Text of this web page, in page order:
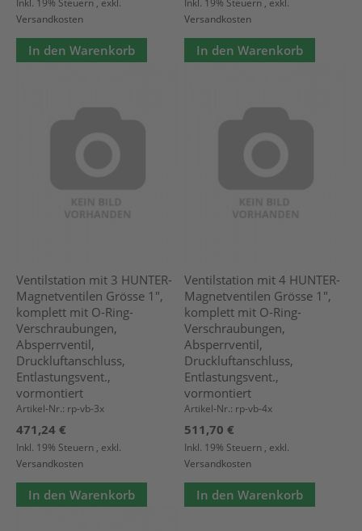
Inkl. 19% Steuern , exkl.
Versandkosten
In den Warenkorb
Inkl. 19% Steuern , exkl.
Versandkosten
In den Warenkorb
Ventilstation mit 3 HUNTER-
Magnetventilen Grösse 1",
komplett mit O-Ring-
Verschraubungen,
Absperrventil,
Druckluftanschluss,
Entlastungsvent.,
vormontiert
Artikel-Nr.: rp-vb-3x
471,24 €
Inkl. 19% Steuern , exkl.
Versandkosten
In den Warenkorb
Ventilstation mit 4 HUNTER-
Magnetventilen Grösse 1",
komplett mit O-Ring-
Verschraubungen,
Absperrventil,
Druckluftanschluss,
Entlastungsvent.,
vormontiert
Artikel-Nr.: rp-vb-4x
511,70 €
Inkl. 19% Steuern , exkl.
Versandkosten
In den Warenkorb